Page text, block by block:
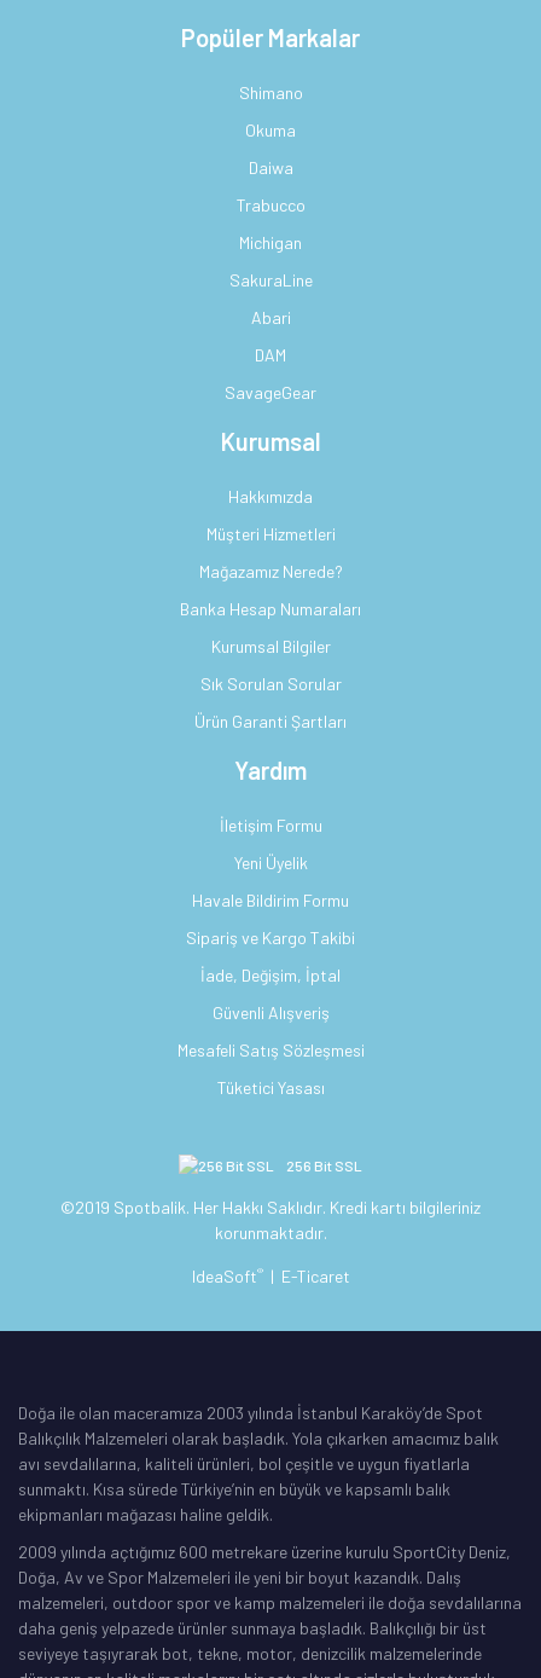
Popüler Markalar
Shimano
Okuma
Daiwa
Trabucco
Michigan
SakuraLine
Abari
DAM
SavageGear
Kurumsal
Hakkımızda
Müşteri Hizmetleri
Mağazamız Nerede?
Banka Hesap Numaraları
Kurumsal Bilgiler
Sık Sorulan Sorular
Ürün Garanti Şartları
Yardım
İletişim Formu
Yeni Üyelik
Havale Bildirim Formu
Sipariş ve Kargo Takibi
İade, Değişim, İptal
Güvenli Alışveriş
Mesafeli Satış Sözleşmesi
Tüketici Yasası
256 Bit SSL
©2019 Spotbalik. Her Hakkı Saklıdır. Kredi kartı bilgileriniz
korunmaktadır.
IdeaSoft® | E-Ticaret
Doğa ile olan maceramıza 2003 yılında İstanbul Karaköy’de Spot
Balıkçılık Malzemeleri olarak başladık. Yola çıkarken amacımız balık
avı sevdalılarına, kaliteli ürünleri, bol çeşitle ve uygun fiyatlarla
sunmaktı. Kısa sürede Türkiye’nin en büyük ve kapsamlı balık
ekipmanları mağazası haline geldik.
2009 yılında açtığımız 600 metrekare üzerine kurulu SportCity Deniz,
Doğa, Av ve Spor Malzemeleri ile yeni bir boyut kazandık. Dalış
malzemeleri, outdoor spor ve kamp malzemeleri ile doğa sevdalılarına
daha geniş yelpazede ürünler sunmaya başladık. Balıkçılığı bir üst
seviyeye taşıyrarak bot, tekne, motor, denizcilik malzemelerinde